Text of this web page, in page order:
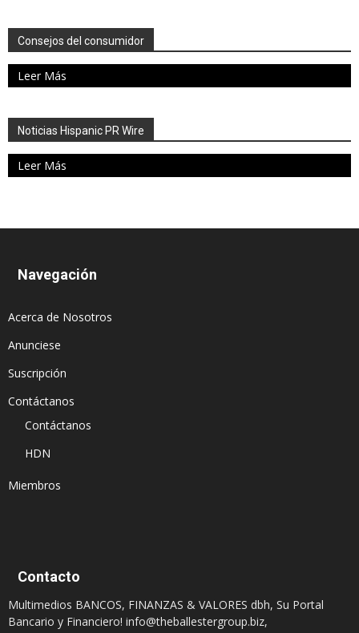
Consejos del consumidor
Leer Más
Noticias Hispanic PR Wire
Leer Más
Navegación
Acerca de Nosotros
Anunciese
Suscripción
Contáctanos
Contáctanos
HDN
Miembros
Contacto
Multimedios BANCOS, FINANZAS & VALORES dbh, Su Portal
Bancario y Financiero! info@theballestergroup.biz,